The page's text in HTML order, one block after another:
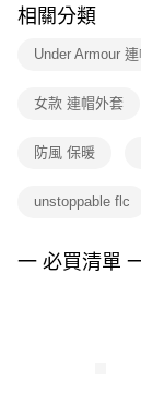
※ 交易是否成功請
是否繳費成功／繳
客戶支援中心」
１．透過由恩沛科
權轉讓予恩沛科技
３．未成年的使用
４．使用「AFTEE
相關分類
Under Armour
女款 連帽外套
防風 保暖
unstoppable flc
一 必買清單